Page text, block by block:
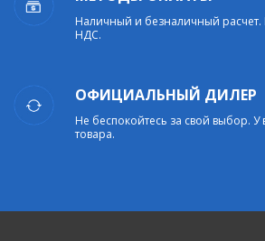
Наличный и безналичный расчет.
НДС.
ОФИЦИАЛЬНЫЙ ДИЛЕР
Не беспокойтесь за свой выбор.
товара.